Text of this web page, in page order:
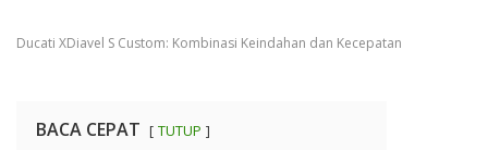
Ducati XDiavel S Custom: Kombinasi Keindahan dan Kecepatan
BACA CEPAT TUTUP